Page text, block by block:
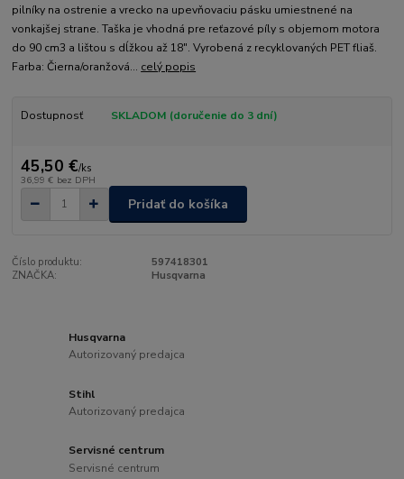
pilníky na ostrenie a vrecko na upevňovaciu pásku umiestnené na
vonkajšej strane. Taška je vhodná pre reťazové píly s objemom motora
do 90 cm3 a lištou s dĺžkou až 18". Vyrobená z recyklovaných PET fliaš.
Farba: Čierna/oranžová... celý popis
Dostupnosť SKLADOM (doručenie do 3 dní)
45,50 €/ks
36,99 € bez DPH
Pridať do košíka
Číslo produktu:
597418301
ZNAČKA:
Husqvarna
Husqvarna
Autorizovaný predajca
Stihl
Autorizovaný predajca
Servisné centrum
Servisné centrum